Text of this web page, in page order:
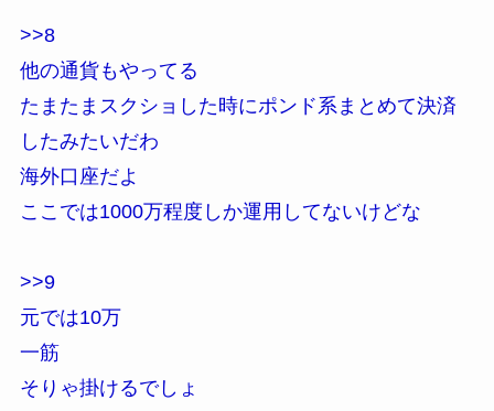
>>8
他の通貨もやってる
たまたまスクショした時にポンド系まとめて決済
したみたいだわ
海外口座だよ
ここでは1000万程度しか運用してないけどな
>>9
元では10万
一筋
そりゃ掛けるでしょ